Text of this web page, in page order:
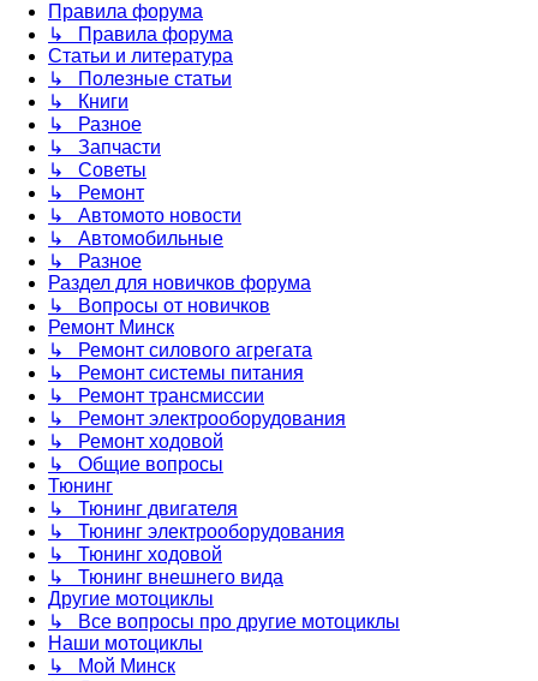
Правила форума
↳ Правила форума
Статьи и литература
↳ Полезные статьи
↳ Книги
↳ Разное
↳ Запчасти
↳ Советы
↳ Ремонт
↳ Автомото новости
↳ Автомобильные
↳ Разное
Раздел для новичков форума
↳ Вопросы от новичков
Ремонт Минск
↳ Ремонт силового агрегата
↳ Ремонт системы питания
↳ Ремонт трансмиссии
↳ Ремонт электрооборудования
↳ Ремонт ходовой
↳ Общие вопросы
Тюнинг
↳ Тюнинг двигателя
↳ Тюнинг электрооборудования
↳ Тюнинг ходовой
↳ Тюнинг внешнего вида
Другие мотоциклы
↳ Все вопросы про другие мотоциклы
Наши мотоциклы
↳ Мой Минск